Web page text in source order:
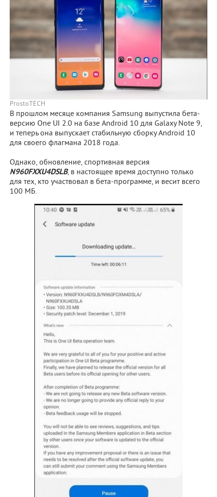
ProstoTECH
В прошлом месяце компания Samsung выпустила бета-
версию One UI 2.0 на базе Android 10 для Galaxy Note 9,
и теперь она выпускает стабильную сборку Android 10
для своего флагмана 2018 года.
Однако, обновление, спортивная версия
N960FXXU4DSLB, в настоящее время доступно только
для тех, кто участвовал в бета-программе, и весит всего
100 МБ.